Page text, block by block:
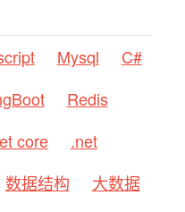
Mysql
C#
Redis
core
.net
数据结构
大数据